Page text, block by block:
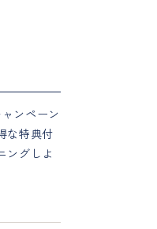
ンペーン
な特典付
ングしよ